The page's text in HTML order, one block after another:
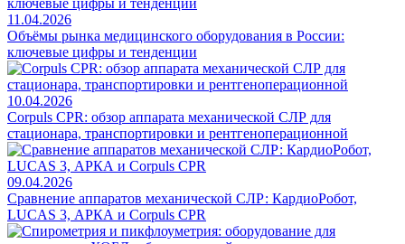
11.04.2026
Объёмы рынка медицинского оборудования в России:
ключевые цифры и тенденции
10.04.2026
Corpuls CPR: обзор аппарата механической СЛР для
стационара, транспортировки и рентгеноперационной
09.04.2026
Сравнение аппаратов механической СЛР: КардиоРобот,
LUCAS 3, АРКА и Corpuls CPR